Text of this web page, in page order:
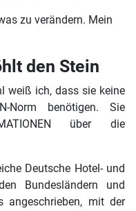
zu verändern. Mein
den Stein
weiß ich, dass sie keine
Norm benötigen. Sie
über die
Deutsche Hotel- und
Bundesländern und
angeschrieben, mit der